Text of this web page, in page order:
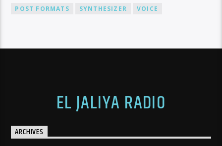
POST FORMATS
SYNTHESIZER VOICE
EL JALIYA RADIO
ARCHIVES